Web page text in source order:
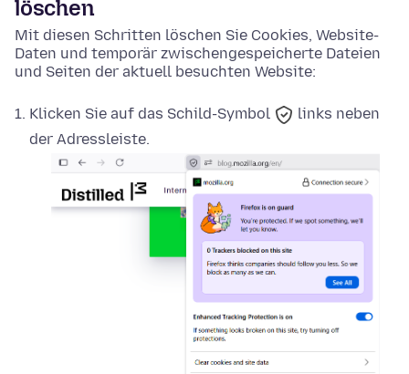
löschen
Mit diesen Schritten löschen Sie Cookies, Website-
Daten und temporär zwischengespeicherte Dateien
und Seiten der aktuell besuchten Website:
Klicken Sie auf das Schild-Symbol
links neben
der Adressleiste.